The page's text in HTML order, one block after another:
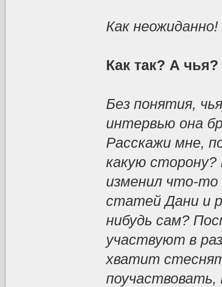
Как
Как так? А чья?
Без понятия,
интервью она
Расскажи мне,
какую
изменил что-то
статей Дани и
нибудь сам?
участвуют в
хватит
поучаствовать,